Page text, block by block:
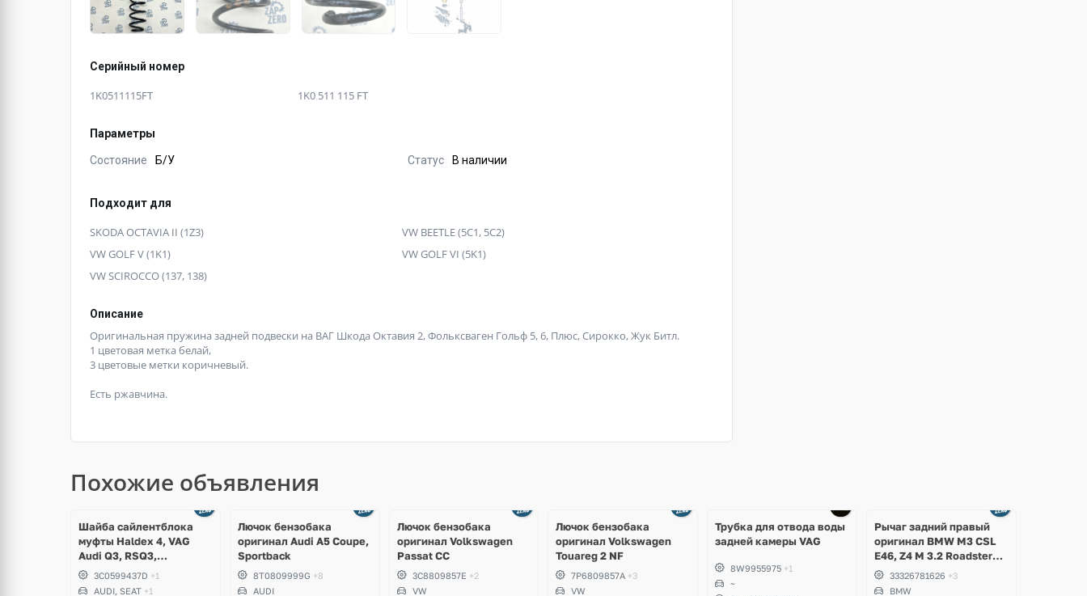
Серийный номер
1K0511115FT 1K0 511 115 FT
Параметры
Состояние Б/У Статус В наличии
Подходит для
SKODA OCTAVIA II (1Z3)
VW BEETLE (5C1, 5C2)
VW GOLF V (1K1)
VW GOLF VI (5K1)
VW SCIROCCO (137, 138)
Описание
Оригинальная пружина задней подвески на ВАГ Шкода Октавия 2, Фольксваген Гольф 5, 6, Плюс, Сирокко, Жук Битл.
1 цветовая метка белай,
3 цветовые метки коричневый.
Есть ржавчина.
Похожие объявления
Шайба сайлентблока
муфты Haldex 4, VAG
Audi Q3, RSQ3,
Volkswagen Tiguan,
Passat B6, B7, CC,
3C0599437D +1
AUDI, SEAT +1
Лючок бензобака
оригинал Audi A5 Coupe,
Sportback
8T0809999G +8
AUDI
Лючок бензобака
оригинал Volkswagen
Passat CC
3C8809857E +2
VW
Лючок бензобака
оригинал Volkswagen
Touareg 2 NF
7P6809857A +3
VW
Трубка для отвода воды
задней камеры VAG
8W9955975 +1
~
Рычаг задний правый
оригинал BMW M3 CSL
E46, Z4 M 3.2 Roadster
E85, E86
33326781626 +3
BMW